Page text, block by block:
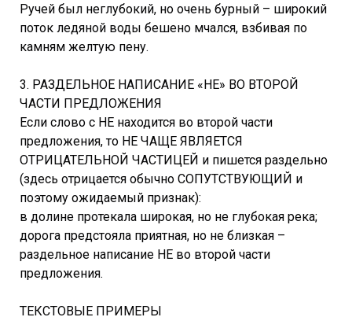
Ручей был неглубокий, но очень бурный – широкий
поток ледяной воды бешено мчался, взбивая по
камням желтую пену.
3. РАЗДЕЛЬНОЕ НАПИСАНИЕ «НЕ» ВО ВТОРОЙ
ЧАСТИ ПРЕДЛОЖЕНИЯ
Если слово с НЕ находится во второй части
предложения, то НЕ ЧАЩЕ ЯВЛЯЕТСЯ
ОТРИЦАТЕЛЬНОЙ ЧАСТИЦЕЙ и пишется раздельно
(здесь отрицается обычно СОПУТСТВУЮЩИЙ и
поэтому ожидаемый признак):
в долине протекала широкая, но не глубокая река;
дорога предстояла приятная, но не близкая –
раздельное написание НЕ во второй части
предложения.
ТЕКСТОВЫЕ ПРИМЕРЫ